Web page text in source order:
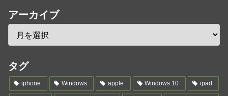
アーカイブ
タグ
iphone Windows apple Windows 10 ipad